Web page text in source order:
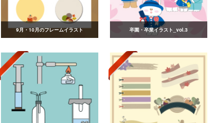
9月・10月のフレームイラスト 卒園・卒業イラスト_vol.3